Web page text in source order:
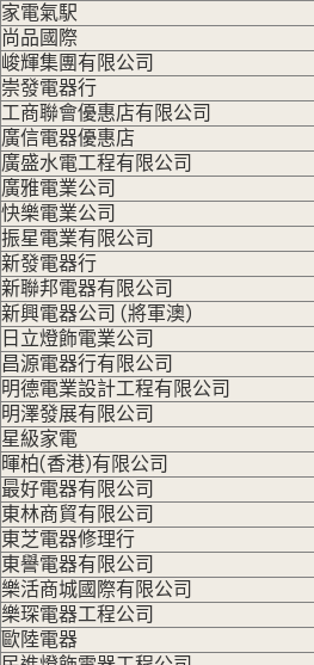
家電氣駅
尚品國際
峻輝集團有限公司
崇發電器行
工商聯會優惠店有限公司
廣信電器優惠店
廣盛水電工程有限公司
廣雅電業公司
快樂電業公司
振星電業有限公司
新發電器行
新聯邦電器有限公司
新興電器公司 (將軍澳)
日立燈飾電業公司
昌源電器行有限公司
明德電業設計工程有限公司
明澤發展有限公司
星級家電
暉柏(香港)有限公司
最好電器有限公司
東林商貿有限公司
東芝電器修理行
東譽電器有限公司
樂活商城國際有限公司
樂琛電器工程公司
歐陸電器